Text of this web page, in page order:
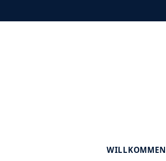
WILLKOMMEN